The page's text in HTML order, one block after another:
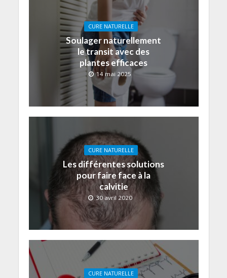
CURE NATURELLE
Soulager naturellement
le transit avec des
plantes efficaces
14 mai 2025
CURE NATURELLE
Les différentes solutions
pour faire face à la
calvitie
30 avril 2020
CURE NATURELLE